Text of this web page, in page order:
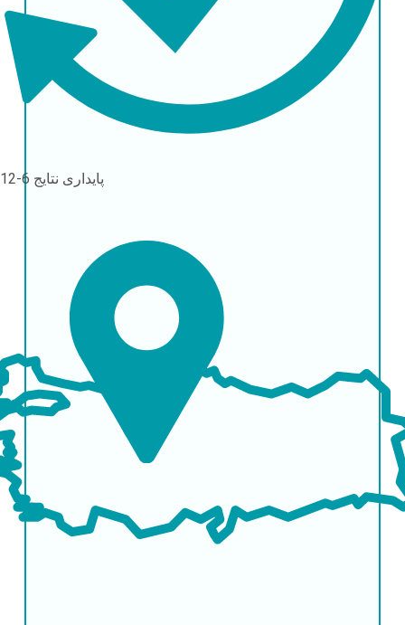
پایداری نتایج 6-12 ماه